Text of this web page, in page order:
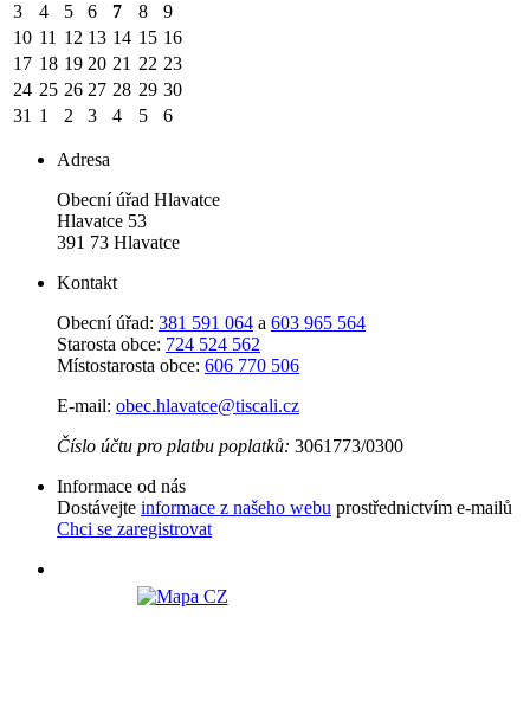
3
4 5 6 7 8
9
10 11 12 13 14 15 16
17 18 19 20 21 22 23
24 25 26 27 28 29 30
31 1 2 3 4 5 6
Adresa
Obecní úřad Hlavatce
Hlavatce 53
391 73 Hlavatce
Kontakt
Obecní úřad: 381 591 064 a 603 965 564
Starosta obce: 724 524 562
Místostarosta obce: 606 770 506
E-mail: obec.hlavatce@tiscali.cz
Číslo účtu pro platbu poplatků: 3061773/0300
Informace od nás
Dostávejte informace z našeho webu prostřednictvím e-mailů
Chci se zaregistrovat